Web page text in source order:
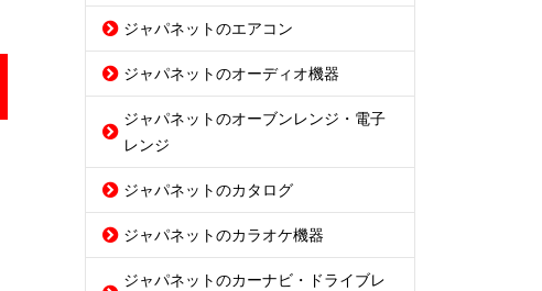
ジャパネットのエアコン
ジャパネットのオーディオ機器
ジャパネットのオーブンレンジ・電子
レンジ
ジャパネットのカタログ
ジャパネットのカラオケ機器
ジャパネットのカーナビ・ドライブレ